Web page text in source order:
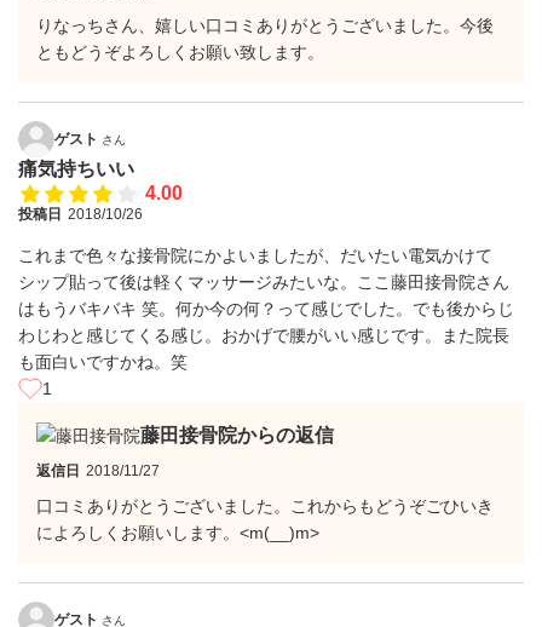
りなっちさん、嬉しい口コミありがとうございました。今後
ともどうぞよろしくお願い致します。
ゲスト さん
痛気持ちいい
4.00
投稿日 2018/10/26
これまで色々な接骨院にかよいましたが、だいたい電気かけて
シップ貼って後は軽くマッサージみたいな。ここ藤田接骨院さん
はもうバキバキ 笑。何か今の何？って感じでした。でも後からじ
わじわと感じてくる感じ。おかげで腰がいい感じです。また院長
も面白いですかね。笑
1
藤田接骨院からの返信
返信日 2018/11/27
口コミありがとうございました。これからもどうぞごひいき
によろしくお願いします。<m(__)m>
ゲスト さん